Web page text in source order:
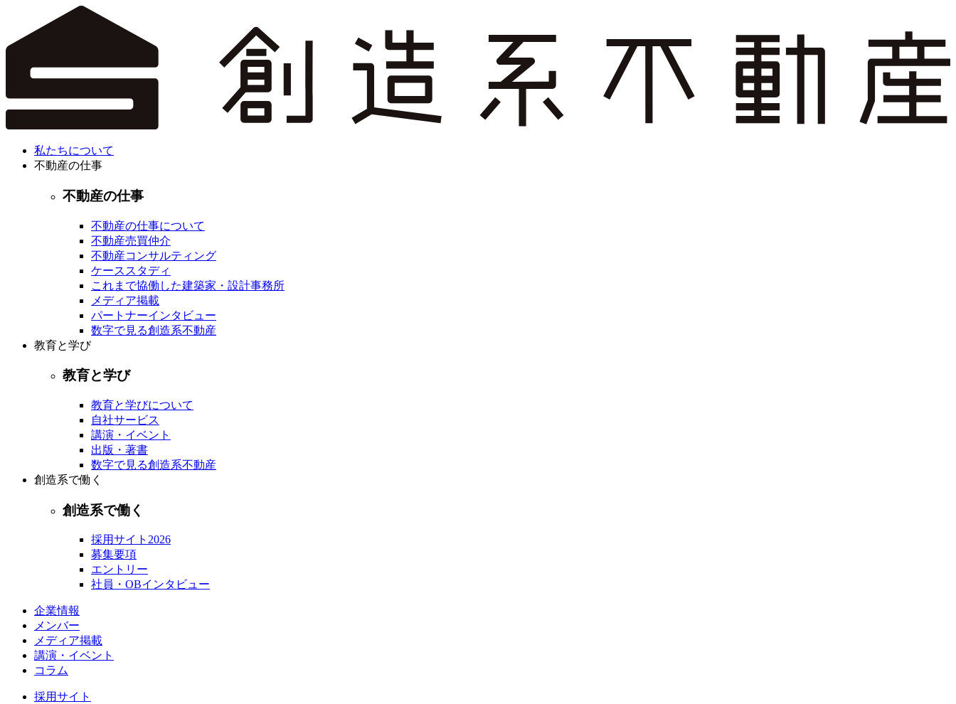
私たちについて
不動産の仕事
不動産の仕事
不動産の仕事について
不動産売買仲介
不動産コンサルティング
ケーススタディ
これまで協働した建築家・設計事務所
メディア掲載
パートナーインタビュー
数字で見る創造系不動産
教育と学び
教育と学び
教育と学びについて
自社サービス
講演・イベント
出版・著書
数字で見る創造系不動産
創造系で働く
創造系で働く
採用サイト2026
募集要項
エントリー
社員・OBインタビュー
企業情報
メンバー
メディア掲載
講演・イベント
コラム
採用サイト